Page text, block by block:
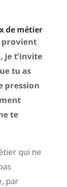
de métier
provient
je t’invite
tu as
pression
te
qui ne
par